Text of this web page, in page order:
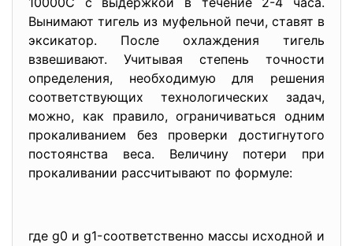
Вынимают тигель из муфельной печи, ставят в
эксикатор. После охлаждения тигель
взвешивают. Учитывая степень точности
определения, необходимую для решения
соответствующих технологических задач,
можно, как правило, ограничиваться одним
прокаливанием без проверки достигнутого
постоянства веса. Величину потери при
прокаливании рассчитывают по формуле:
где g0 и g1-соответственно массы исходной и